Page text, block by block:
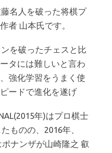
名人を破った将棋プ
者 山本氏です。
を破ったチェスと比
タには難しいと言わ
強化学習をうまく使
ードで進化を遂げ
年)はプロ棋士
ものの、2016年、
ナンザが山崎隆之 叡